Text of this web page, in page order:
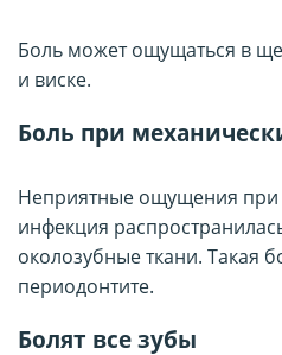
Боль может ощущаться в
и виске.
Боль при
Неприятные ощущения при
инфекция
околозубные ткани. Такая
периодонтите.
Болят все зубы